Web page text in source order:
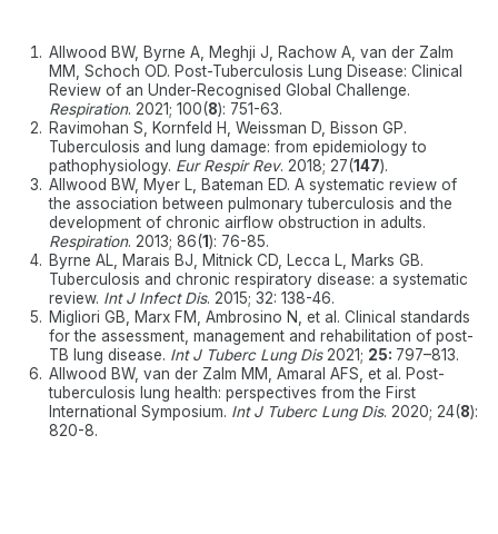
Allwood BW, Byrne A, Meghji J, Rachow A, van der Zalm
MM, Schoch OD. Post-Tuberculosis Lung Disease: Clinical
Review of an Under-Recognised Global Challenge.
Respiration. 2021; 100(8): 751-63.
Ravimohan S, Kornfeld H, Weissman D, Bisson GP.
Tuberculosis and lung damage: from epidemiology to
pathophysiology. Eur Respir Rev. 2018; 27(147).
Allwood BW, Myer L, Bateman ED. A systematic review of
the association between pulmonary tuberculosis and the
development of chronic airflow obstruction in adults.
Respiration. 2013; 86(1): 76-85.
Byrne AL, Marais BJ, Mitnick CD, Lecca L, Marks GB.
Tuberculosis and chronic respiratory disease: a systematic
review. Int J Infect Dis. 2015; 32: 138-46.
Migliori GB, Marx FM, Ambrosino N, et al. Clinical standards
for the assessment, management and rehabilitation of post-
TB lung disease. Int J Tuberc Lung Dis 2021; 25: 797–813.
Allwood BW, van der Zalm MM, Amaral AFS, et al. Post-
tuberculosis lung health: perspectives from the First
International Symposium. Int J Tuberc Lung Dis. 2020; 24(8):
820-8.